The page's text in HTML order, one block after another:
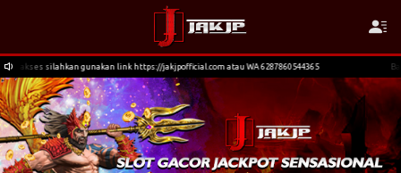
jakjpofficial.com atau WA 6287860544365 Bagi member yg terkendala akses